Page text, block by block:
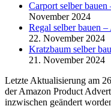
Carport selber
November 2024
Regal selber bauen
22. November 2024
Kratzbaum selber
21. November 2024
Letzte Aktualisierung am
der Amazon Product
inzwischen geändert